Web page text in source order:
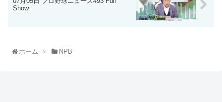
Show
ホーム NPB